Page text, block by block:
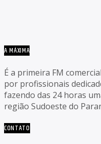
A MÁXIMA
É a primeira FM
por profissionais
fazendo das 24 horas
região Sudoeste do
CONTATO